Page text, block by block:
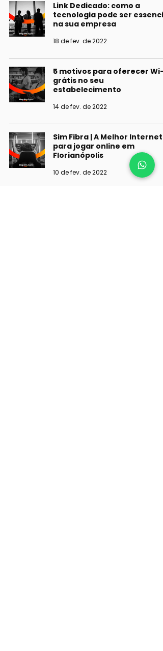
Link Dedicado: como a
tecnologia pode ser
na sua empresa
18 de fev. de 2022
5 motivos para oferecer Wi-
grátis no seu
estabelecimento
14 de fev. de 2022
Sim Fibra | A Melhor Internet
para jogar online em
Florianópolis
10 de fev. de 2022